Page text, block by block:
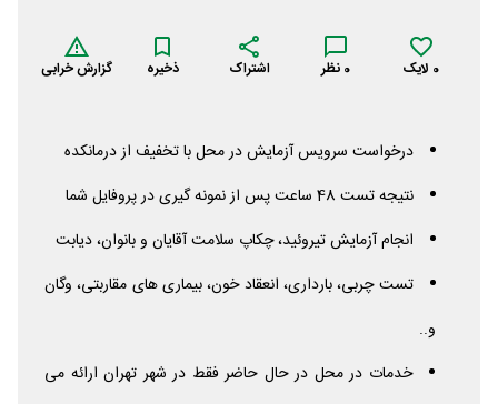
0 لایک 0 نظر اشتراک ذخیره گزارش خرابی
درخواست سرویس آزمایش در محل با تخفیف از درمانکده
نتیجه تست 48 ساعت پس از نمونه گیری در پروفایل شما
انجام آزمایش تیروئید، چکاپ سلامت آقایان و بانوان، دیابت
تست چربی، بارداری، انعقاد خون، بیماری های مقاربتی، وگان
و..
خدمات در محل در حال حاضر فقط در شهر تهران ارائه می